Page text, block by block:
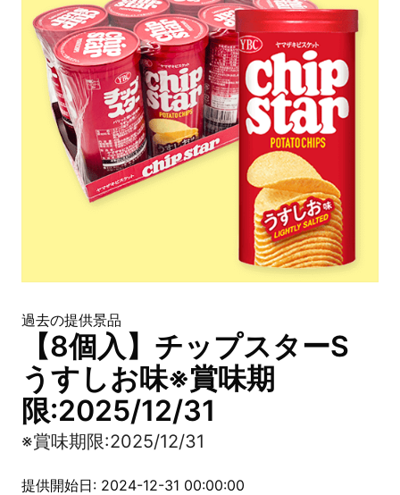
過去の提供景品
【8個入】チップスターS
うすしお味※賞味期
限:2025/12/31
※賞味期限:2025/12/31
提供開始日: 2024-12-31 00:00:00